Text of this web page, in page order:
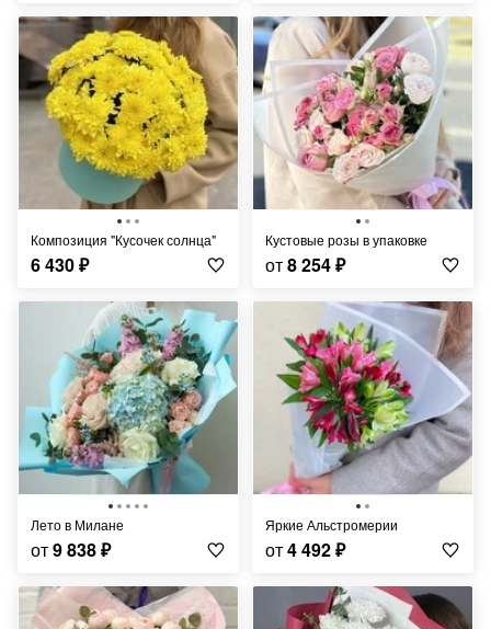
Композиция "Кусочек солнца"
6 430₽
Кустовые розы в упаковке
от8 254₽
Лето в Милане
от9 838₽
Яркие Альстромерии
от4 492₽